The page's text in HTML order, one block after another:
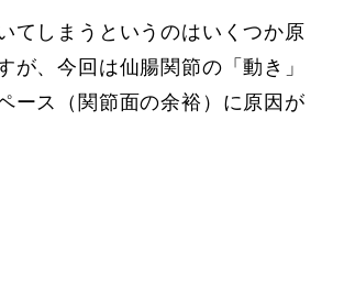
てしまうというのはいくつか原
が、今回は仙腸関節の「動き」
ース（関節面の余裕）に原因が